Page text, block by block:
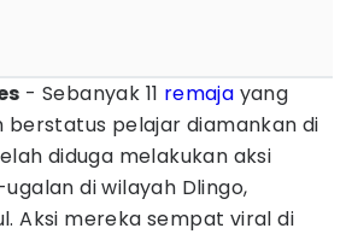
- Sebanyak 11 remaja yang
berstatus pelajar diamankan di
diduga melakukan aksi
di wilayah Dlingo,
Aksi mereka sempat viral di